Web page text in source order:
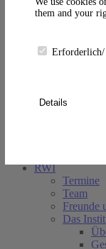
Suche schließen
RWI
Termine
Team
Freunde
Das
them and your
Erforderlich/
Details